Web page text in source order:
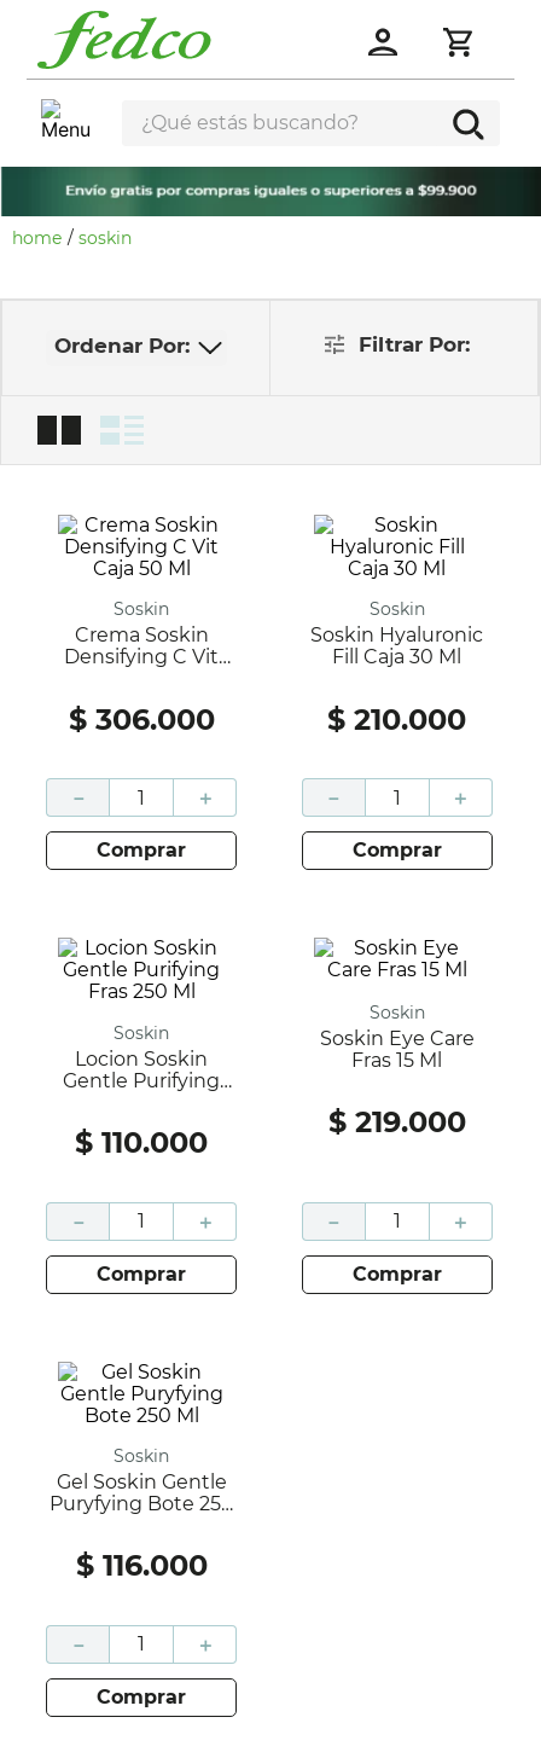
¿Qué estás buscando?
soskin
Soskin
Crema Soskin
Densifying C Vit
$ 306.000
＋
－
comprar
Soskin
Soskin Hyaluronic
Fill Caja 30 Ml
$ 210.000
＋
－
comprar
Soskin
Locion Soskin
Gentle Purifying
$ 110.000
＋
－
comprar
Soskin
Soskin Eye Care
Fras 15 Ml
$ 219.000
＋
－
comprar
Soskin
Gel Soskin Gentle
Puryfying Bote 250
$ 116.000
＋
－
comprar